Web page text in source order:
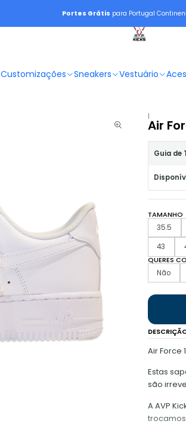
Customizações Sneakers Vestuário
Portes Grátis para Portugal
|
Air
Guia de
TAMANHO
35.5
43
QUERES
Não
Air Force
Estas
são
A AVP
trocamos